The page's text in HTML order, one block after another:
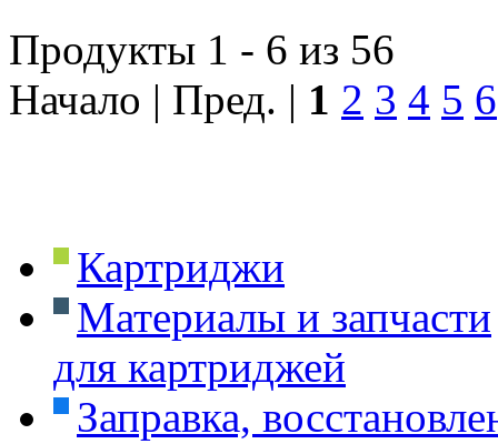
Продукты 1 - 6 из 56
Начало | Пред. | 1 2 3 4 5 6
Картриджи
Материалы и запчасти
для картриджей
Заправка,